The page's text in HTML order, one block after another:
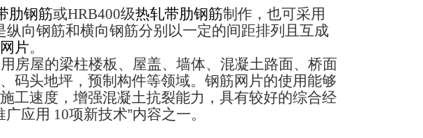
肋钢筋或HRB400级热轧带肋钢筋制作，也可采用
向钢筋和横向钢筋分别以一定的间距排列且互成
网片。
房屋的梁柱楼板、屋盖、墙体、混凝土路面、桥面
码头地坪，预制构件等领域。钢筋网片的使用能够
工速度，增强混凝土抗裂能力，具有较好的综合经
广应用 10项新技术”内容之一。